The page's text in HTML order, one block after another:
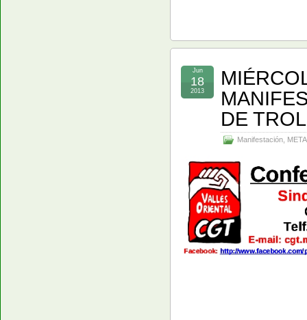
DE
Manifestación
Jun
18
2013